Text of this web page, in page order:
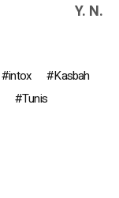
Y. N.
intox
Kasbah
Tunis